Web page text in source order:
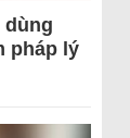
dùng
pháp lý